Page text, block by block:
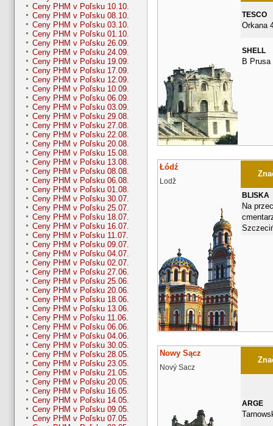
Ceny PHM v Poľsku 10.10.
Ceny PHM v Poľsku 08.10.
Ceny PHM v Poľsku 03.10.
Ceny PHM v Poľsku 01.10.
Ceny PHM v Poľsku 26.09.
Ceny PHM v Poľsku 24.09.
Ceny PHM v Poľsku 19.09.
Ceny PHM v Poľsku 17.09.
Ceny PHM v Poľsku 12.09.
Ceny PHM v Poľsku 10.09.
Ceny PHM v Poľsku 06.09.
Ceny PHM v Poľsku 03.09.
Ceny PHM v Poľsku 29.08.
Ceny PHM v Poľsku 27.08.
Ceny PHM v Poľsku 22.08.
Ceny PHM v Poľsku 20.08.
Ceny PHM v Poľsku 15.08.
Ceny PHM v Poľsku 13.08.
Ceny PHM v Poľsku 08.08.
Ceny PHM v Poľsku 06.08.
Ceny PHM v Poľsku 01.08.
Ceny PHM v Poľsku 30.07.
Ceny PHM v Poľsku 25.07.
Ceny PHM v Poľsku 18.07.
Ceny PHM v Poľsku 16.07.
Ceny PHM v Poľsku 11.07.
Ceny PHM v Poľsku 09.07.
Ceny PHM v Poľsku 04.07.
Ceny PHM v Poľsku 02.07.
Ceny PHM v Poľsku 27.06.
Ceny PHM v Poľsku 25.06.
Ceny PHM v Poľsku 20.06.
Ceny PHM v Poľsku 18.06.
Ceny PHM v Poľsku 13.06.
Ceny PHM v Poľsku 11.06.
Ceny PHM v Poľsku 06.06.
Ceny PHM v Poľsku 04.06.
Ceny PHM v Poľsku 30.05.
Ceny PHM v Poľsku 28.05.
Ceny PHM v Poľsku 23.05.
Ceny PHM v Poľsku 21.05.
Ceny PHM v Poľsku 20.05.
Ceny PHM v Poľsku 16.05.
Ceny PHM v Poľsku 14.05.
Ceny PHM v Poľsku 09.05.
Ceny PHM v Poľsku 07.05.
TESCO
Orkana
SHELL
B Prusa
Łódź
Lodž
BLISKA
Na
Nowy Sącz
Nový Sacz
ARGE